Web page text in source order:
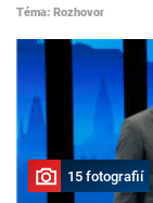
Téma: Rozhovor
15 fotografií